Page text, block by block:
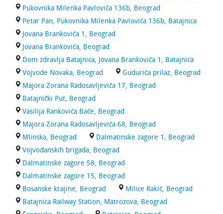
Pukovnika Milenka Pavlovića 136b, Beograd
Petar Pan, Pukovnika Milenka Pavlovića 136b, Batajnica
Jovana Brankovića 1, Beograd
Jovana Brankovića, Beograd
Dom zdravlja Batajnica, Jovana Brankovića 1, Batajnica
Vojvode Novaka, Beograd
Gudurića prilaz, Beograd
Majora Zorana Radosavljevića 17, Beograd
Batajnički Put, Beograd
Vasilija Rankovića Baće, Beograd
Majora Zorana Radosavljevića 68, Beograd
Mlinska, Beograd
Dalmatinske zagore 1, Beograd
Vojvođanskih brigada, Beograd
Dalmatinske zagore 58, Beograd
Dalmatinske zagore 15, Beograd
Bosanske krajine, Beograd
Milice Rakić, Beograd
Batajnica Railway Station, Matrozova, Beograd